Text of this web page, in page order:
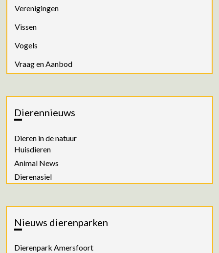
Verenigingen
Vissen
Vogels
Vraag en Aanbod
Dierennieuws
Dieren in de natuur
Huisdieren
Animal News
Dierenasiel
Nieuws dierenparken
Dierenpark Amersfoort